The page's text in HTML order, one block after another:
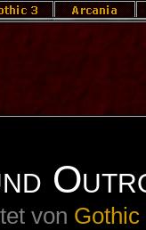
von Gothic